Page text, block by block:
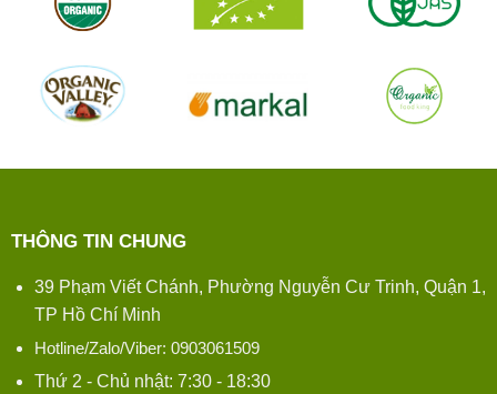
THÔNG TIN CHUNG
39 Phạm Viết Chánh, Phường Nguyễn Cư Trinh, Quận 1,
TP Hồ Chí Minh
Hotline/Zalo/Viber: 0903061509
Thứ 2 - Chủ nhật: 7:30 - 18:30